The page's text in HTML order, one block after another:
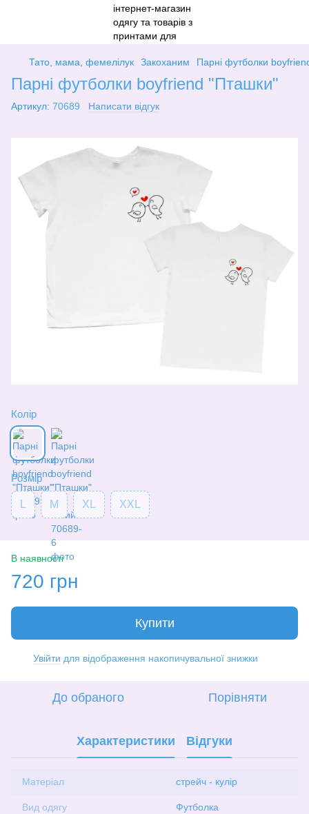
Тато, мама, фемелілук Закоханим Парні футболки
Парні футболки boyfriend "Пташки"
Артикул: 70689 Написати відгук
Колір
Розмір
M XL XXL
В наявності
720 грн
Купити
Увійти для відображення накопичувальної знижки
До обраного Порівняти
Характеристики Відгуки
Матеріал стрейч - кулір
Вид одягу Футболка